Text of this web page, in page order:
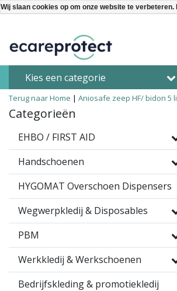
Kies een categorie
Terug naar Home | Aniosafe zeep HF/ bidon 5
Categorieën
EHBO / FIRST AID
Handschoenen
HYGOMAT Overschoen Dispensers
Wegwerpkledij & Disposables
PBM
Werkkledij & Werkschoenen
Bedrijfskleding & promotiekledij
Wij slaan cookies op om onze website te verbeteren.